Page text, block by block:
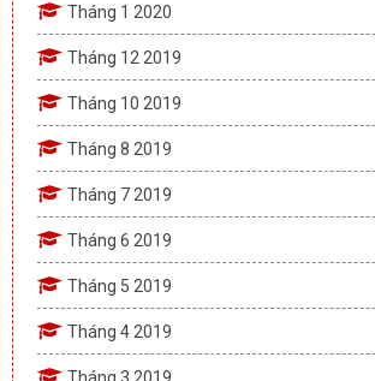
Tháng 1 2020
Tháng 12 2019
Tháng 10 2019
Tháng 8 2019
Tháng 7 2019
Tháng 6 2019
Tháng 5 2019
Tháng 4 2019
Tháng 3 2019